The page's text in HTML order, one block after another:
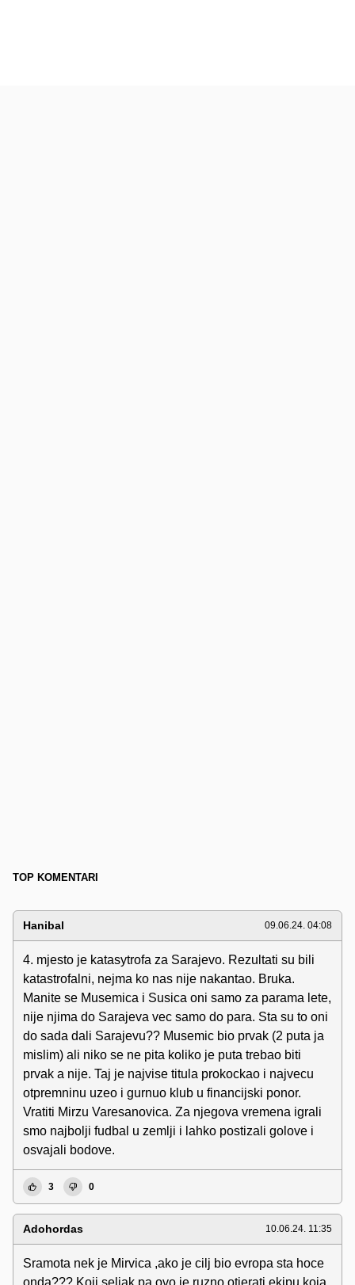
TOP KOMENTARI
Hanibal 09.06.24. 04:08
4. mjesto je katasytrofa za Sarajevo. Rezultati su bili
katastrofalni, nejma ko nas nije nakantao. Bruka.
Manite se Musemica i Susica oni samo za parama lete,
nije njima do Sarajeva vec samo do para. Sta su to oni
do sada dali Sarajevu?? Musemic bio prvak (2 puta ja
mislim) ali niko se ne pita koliko je puta trebao biti
prvak a nije. Taj je najvise titula prokockao i najvecu
otpremninu uzeo i gurnuo klub u financijski ponor.
Vratiti Mirzu Varesanovica. Za njegova vremena igrali
smo najbolji fudbal u zemlji i lahko postizali golove i
osvajali bodove.
3 0
Adohordas 10.06.24. 11:35
Sramota nek je Mirvica ,ako je cilj bio evropa sta hoce
onda??? Koji seljak pa ovo je ruzno otjerati ekipu koja